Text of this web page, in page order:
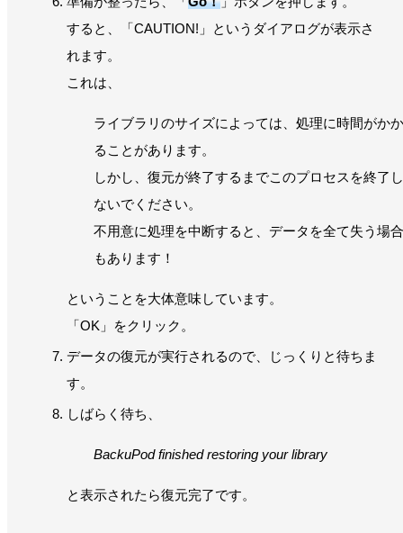
すると、「CAUTION!」というダイアログが表示さ
れます。
これは、
ライブラリのサイズによっては、処理に時間がかか
ることがあります。
しかし、復元が終了するまでこのプロセスを終了し
ないでください。
不用意に処理を中断すると、データを全て失う場合
もあります！
ということを大体意味しています。
「OK」をクリック。
データの復元が実行されるので、じっくりと待ちま
す。
しばらく待ち、
BackuPod finished restoring your library
と表示されたら復元完了です。